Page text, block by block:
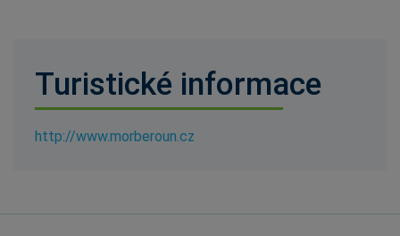
Turistické informace
http://www.morberoun.cz